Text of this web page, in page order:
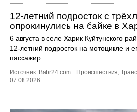
12‑летний подросток с
опрокинулись на байке в
6 августа в селе Харик Куйтунского
12‑летний подросток на мотоцикле и
пассажир.
Источник: Babr24.com. Происшествия,
07.08.2026